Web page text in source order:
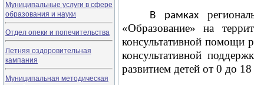
Муниципальные услуги в сфере
образования и науки
Отдел опеки и попечительства
Летняя оздоровительная
кампания
Муниципальная методическая
В рамках
«Образование»на
консультативной помощи
консультативной
развитием детей от 0 до 18